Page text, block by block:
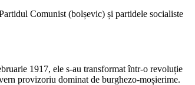
Comunist (bolșevic) și partidele socialiste
1917, ele s-au transformat într-o revoluție
provizoriu dominat de burghezo-moșierime.